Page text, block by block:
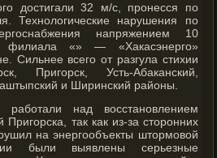
достигали 32 м/с, пронесся по
Технологические нарушения по
напряжением 10
филиала «» — «Хакасэнерго»
Сильнее всего от разгула стихии
Пригорск, Усть-Абаканский,
и Ширинский районы.
над восстановлением
Пригорска, так как из-за сторонних
на энергообъекты штормовой
были выявлены серьезные